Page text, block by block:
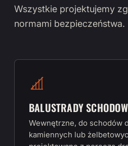
Wszystkie projektujemy
normami bezpieczeństwa.
BALUSTRADY
Wewnętrzne, do schodów
kamiennych lub